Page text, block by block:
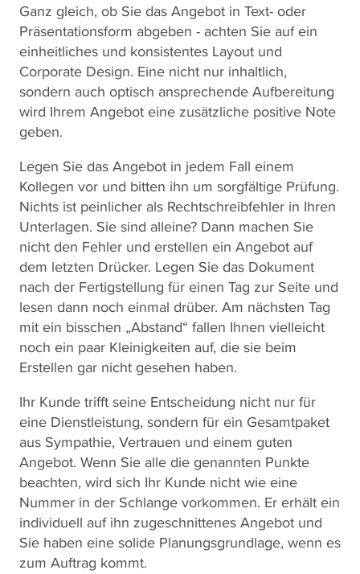
Ganz gleich, ob Sie das Angebot in Text- oder
Präsentationsform abgeben - achten Sie auf ein
einheitliches und konsistentes Layout und
Corporate Design. Eine nicht nur inhaltlich,
sondern auch optisch ansprechende Aufbereitung
wird Ihrem Angebot eine zusätzliche positive Note
geben.
Legen Sie das Angebot in jedem Fall einem
Kollegen vor und bitten ihn um sorgfältige Prüfung.
Nichts ist peinlicher als Rechtschreibfehler in Ihren
Unterlagen. Sie sind alleine? Dann machen Sie
nicht den Fehler und erstellen ein Angebot auf
dem letzten Drücker. Legen Sie das Dokument
nach der Fertigstellung für einen Tag zur Seite und
lesen dann noch einmal drüber. Am nächsten Tag
mit ein bisschen „Abstand“ fallen Ihnen vielleicht
noch ein paar Kleinigkeiten auf, die sie beim
Erstellen gar nicht gesehen haben.
Ihr Kunde trifft seine Entscheidung nicht nur für
eine Dienstleistung, sondern für ein Gesamtpaket
aus Sympathie, Vertrauen und einem guten
Angebot. Wenn Sie alle die genannten Punkte
beachten, wird sich Ihr Kunde nicht wie eine
Nummer in der Schlange vorkommen. Er erhält ein
individuell auf ihn zugeschnittenes Angebot und
Sie haben eine solide Planungsgrundlage, wenn es
zum Auftrag kommt.